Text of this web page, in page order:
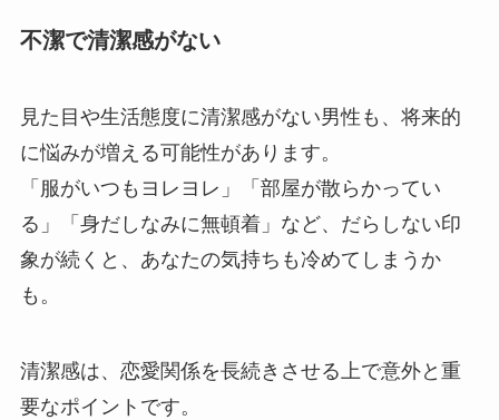
不潔で清潔感がない
見た目や生活態度に清潔感がない男性も、将来的
に悩みが増える可能性があります。
「服がいつもヨレヨレ」「部屋が散らかってい
る」「身だしなみに無頓着」など、だらしない印
象が続くと、あなたの気持ちも冷めてしまうか
も。
清潔感は、恋愛関係を長続きさせる上で意外と重
要なポイントです。